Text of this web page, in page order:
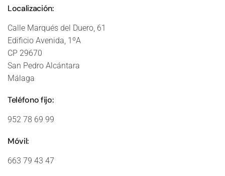
Localización:
Calle Marqués del Duero, 61
Edificio Avenida, 1ºA
CP 29670
San Pedro Alcántara
Málaga
Teléfono fijo:
952 78 69 99
Móvil:
663 79 43 47